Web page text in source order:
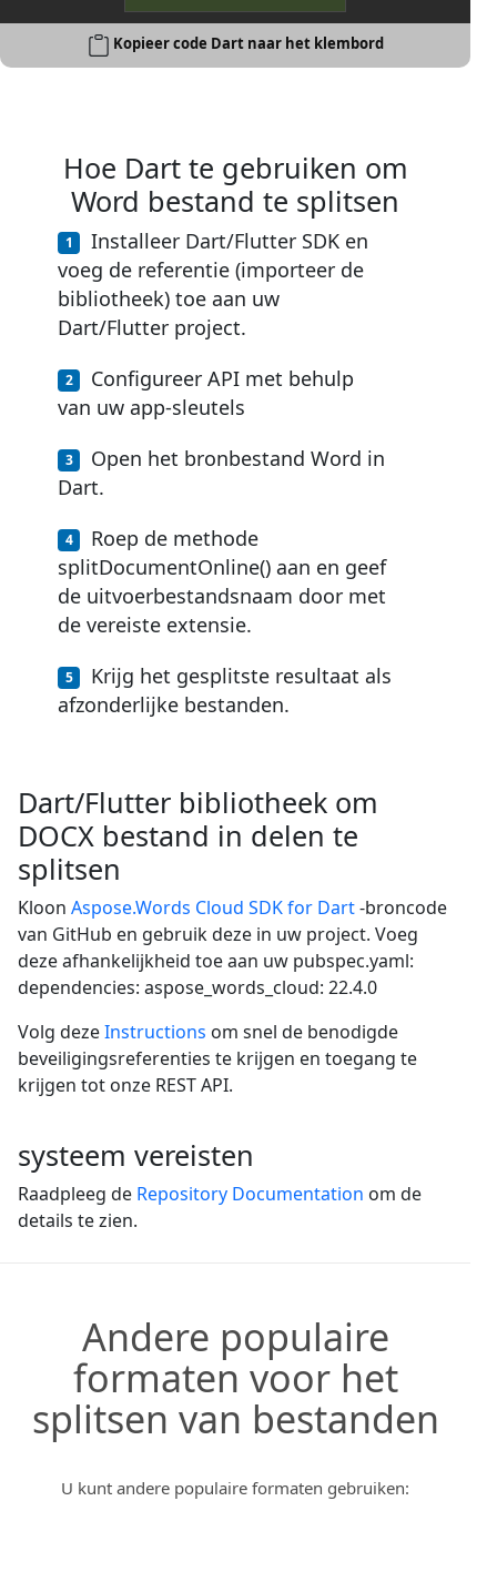
Kopieer code Dart naar het klembord
Hoe Dart te gebruiken om
Word bestand te splitsen
Installeer Dart/Flutter SDK en
voeg de referentie (importeer de
bibliotheek) toe aan uw
Dart/Flutter project.
Configureer API met behulp
van uw app-sleutels
Open het bronbestand Word in
Dart.
Roep de methode
splitDocumentOnline() aan en geef
de uitvoerbestandsnaam door met
de vereiste extensie.
Krijg het gesplitste resultaat als
afzonderlijke bestanden.
Dart/Flutter bibliotheek om
DOCX bestand in delen te
splitsen
Kloon Aspose.Words Cloud SDK for Dart-broncode
van GitHub en gebruik deze in uw project. Voeg
deze afhankelijkheid toe aan uw pubspec.yaml:
dependencies: aspose_words_cloud: 22.4.0
Volg dezeInstructions om snel de benodigde
beveiligingsreferenties te krijgen en toegang te
krijgen tot onze REST API.
systeem vereisten
Raadpleeg de Repository Documentation om de
details te zien.
Andere populaire
formaten voor het
splitsen van bestanden
U kunt andere populaire formaten gebruiken: